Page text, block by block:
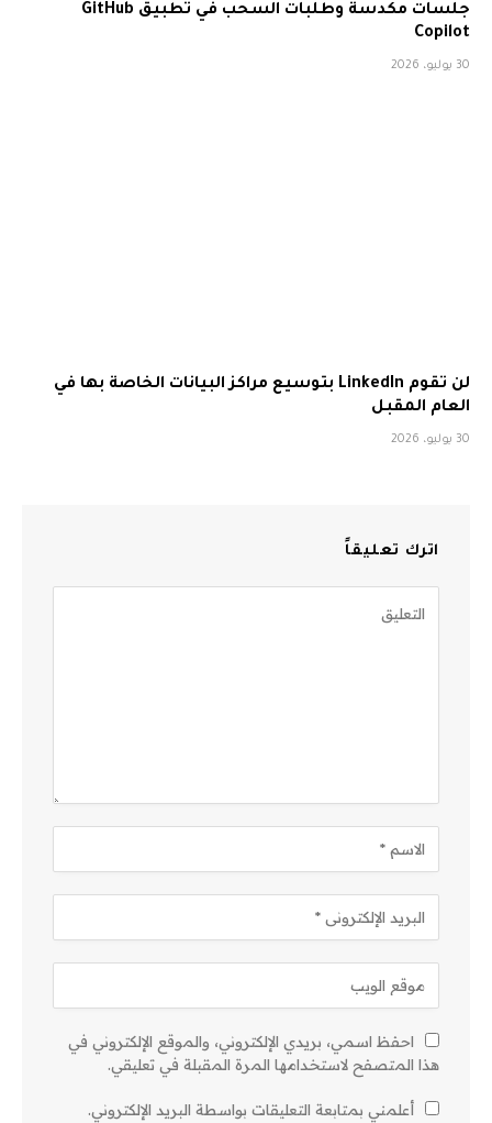
جلسات مكدسة وطلبات السحب في تطبيق GitHub
Copilot
30 يوليو، 2026
لن تقوم LinkedIn بتوسيع مراكز البيانات الخاصة بها في
العام المقبل
30 يوليو، 2026
اترك تعليقاً
احفظ اسمي، بريدي الإلكتروني، والموقع الإلكتروني في
هذا المتصفح لاستخدامها المرة المقبلة في تعليقي.
أعلمني بمتابعة التعليقات بواسطة البريد الإلكتروني.